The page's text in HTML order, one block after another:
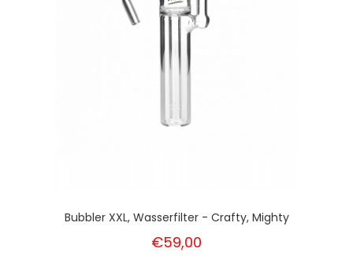
Bubbler XXL, Wasserfilter - Crafty, Mighty
€59,00